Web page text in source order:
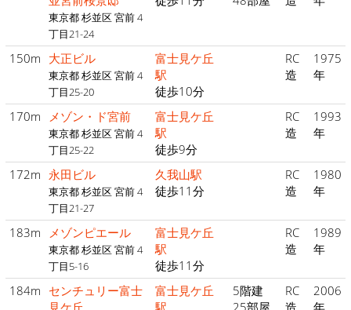
東京都 杉並区 宮前 4
丁目21-24
150m 大正ビル
東京都 杉並区 宮前 4
丁目25-20
富士見ケ丘
駅
徒歩10分
RC
造
1975
年
170m メゾン・ド宮前
東京都 杉並区 宮前 4
丁目25-22
富士見ケ丘
駅
徒歩9分
RC
造
1993
年
172m 永田ビル
東京都 杉並区 宮前 4
丁目21-27
久我山駅
徒歩11分
RC
造
1980
年
183m メゾンピエール
東京都 杉並区 宮前 4
丁目5-16
富士見ケ丘
駅
徒歩11分
RC
造
1989
年
184m センチュリー富士
見ケ丘
富士見ケ丘
駅
5階建
25部屋
RC
造
2006
年